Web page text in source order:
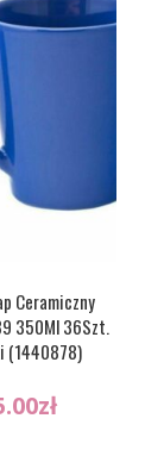
Ceramiczny
350Ml 36Szt.
(1440878)
zł